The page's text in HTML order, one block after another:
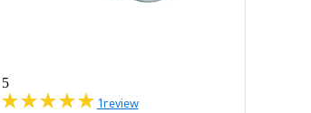
5
1review